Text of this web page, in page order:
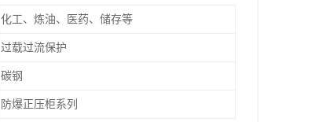
化工、炼油、医药、储存等
过载过流保护
碳钢
防爆正压柜系列